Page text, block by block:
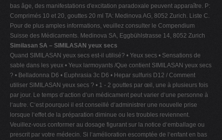
bas âge, des manifestations d'excitation paradoxale peuvent apparaître. P:
Comprimés 10 et 20, gouttes 20 ml TA: Medinova AG, 8052 Zurich. Liste C.
Pour de plus amples informations, veuillez consulter le Compendium
Suisse des Médicaments. Medinova SA, Eggbühlstrasse 14, 8052 Zurich
Similasan SA – SIMILASAN yeux secs
Quand SIMILASAN yeux secs est-il utilisé? • Yeux secs • Sensations de
sable dans les yeux • Yeux larmoyants /Que contient SIMILASAN yeux secs
? • Belladonna D6 • Euphrasia 3c D6 • Hepar sulfuris D12 / Comment
utiliser SIMILASAN yeux secs ? • 1 - 2 gouttes par œil, une à plusieurs fois
par jour. Le temps d‘action d‘un médicament peut varier d‘une personne à
l‘autre. C‘est pourquoi il est conseillé d‘administrer une nouvelle prise
lorsque l‘effet de la préparation diminue ou les troubles reviennent.
Veuillez-vous conformer au dosage figurant sur la notice d‘emballage ou
prescrit par votre médecin. Si l‘amélioration escomptée de l‘enfant en bas